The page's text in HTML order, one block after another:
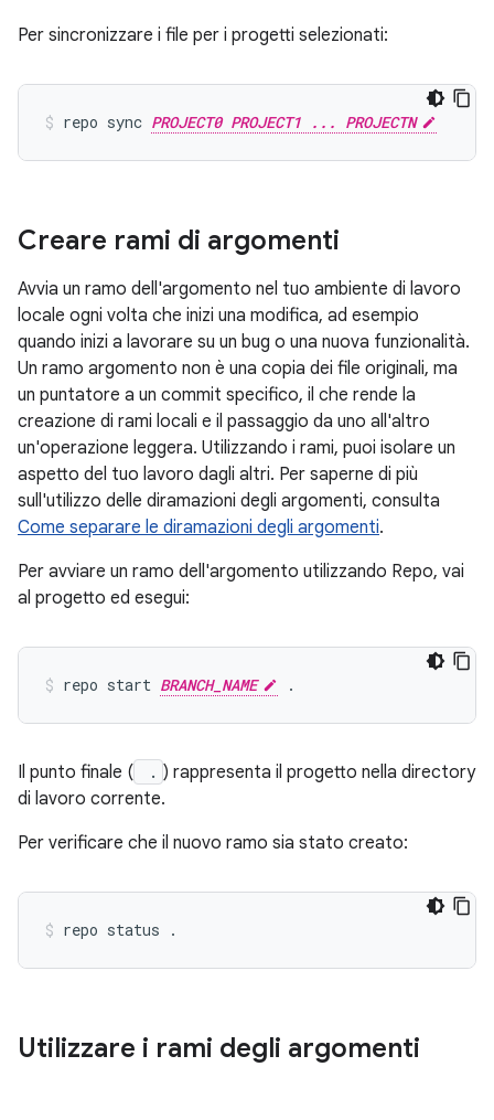
Per sincronizzare i file per i progetti selezionati:
repo sync PROJECT0 PROJECT1 ... PROJECTN
Creare rami di argomenti
Avvia un ramo dell'argomento nel tuo ambiente di lavoro
locale ogni volta che inizi una modifica, ad esempio
quando inizi a lavorare su un bug o una nuova funzionalità.
Un ramo argomento non è una copia dei file originali, ma
un puntatore a un commit specifico, il che rende la
creazione di rami locali e il passaggio da uno all'altro
un'operazione leggera. Utilizzando i rami, puoi isolare un
aspetto del tuo lavoro dagli altri. Per saperne di più
sull'utilizzo delle diramazioni degli argomenti, consulta
Come separare le diramazioni degli argomenti.
Per avviare un ramo dell'argomento utilizzando Repo, vai
al progetto ed esegui:
repo start BRANCH_NAME
Il punto finale ( . ) rappresenta il progetto nella directory
di lavoro corrente.
Per verificare che il nuovo ramo sia stato creato:
Utilizzare i rami degli argomenti